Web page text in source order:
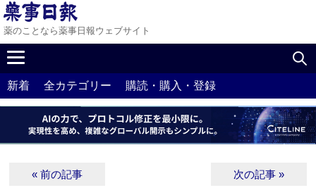
薬のことなら薬事日報ウェブサイト
新着 全カテゴリー 購読・購入・登録
« 前の記事 次の記事 »